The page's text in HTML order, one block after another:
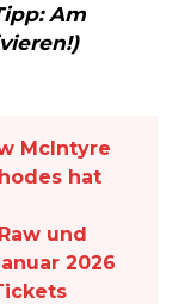
Am
McIntyre
hat
und
2026